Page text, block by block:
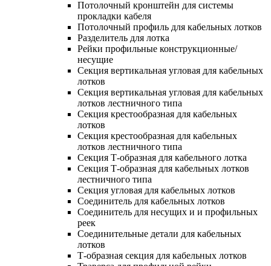
Потолочный кронштейн для системы
прокладки кабеля
Потолочный профиль для кабельных лотков
Разделитель для лотка
Рейки профильные конструкционные/
несущие
Секция вертикальная угловая для кабельных
лотков
Секция вертикальная угловая для кабельных
лотков лестничного типа
Секция крестообразная для кабельных
лотков
Секция крестообразная для кабельных
лотков лестничного типа
Секция Т-образная для кабельного лотка
Секция Т-образная для кабельных лотков
лестничного типа
Секция угловая для кабельных лотков
Соединитель для кабельных лотков
Соединитель для несущих и и профильных
реек
Соединительные детали для кабельных
лотков
Т-образная секция для кабельных лотков